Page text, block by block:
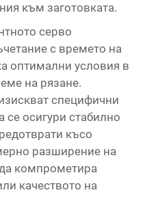
към заготовката.
серво
с времето на
оптимални условия в
на рязане.
специфични
се осигури стабилно
късо
разширение на
компрометира
качеството на